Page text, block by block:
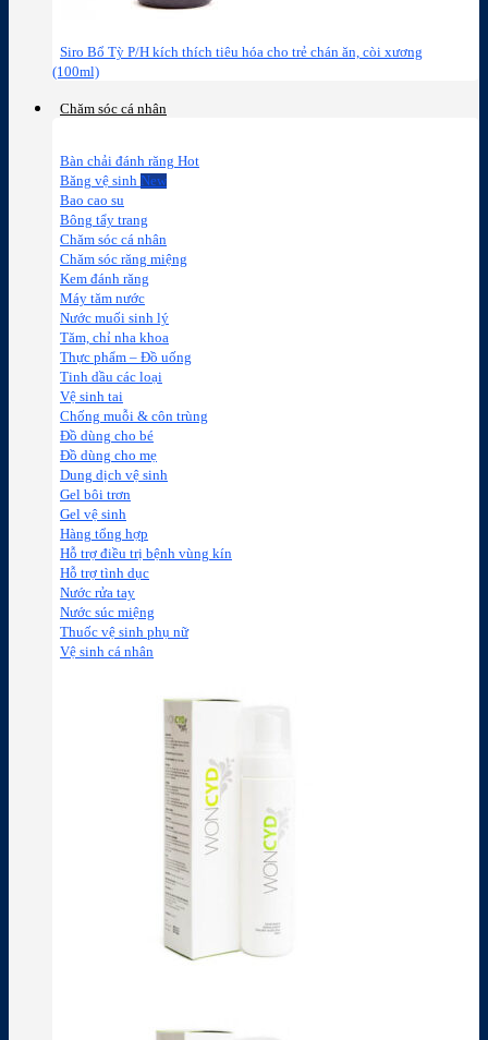
Siro Bổ Tỳ P/H kích thích tiêu hóa cho trẻ chán ăn, còi xương
(100ml)
Chăm sóc cá nhân
Bàn chải đánh răng
Băng vệ sinh
Bao cao su
Bông tẩy trang
Chăm sóc cá nhân
Chăm sóc răng miệng
Kem đánh răng
Máy tăm nước
Nước muối sinh lý
Tăm, chỉ nha khoa
Thực phẩm – Đồ uống
Tinh dầu các loại
Vệ sinh tai
Chống muỗi & côn trùng
Đồ dùng cho bé
Đồ dùng cho mẹ
Dung dịch vệ sinh
Gel bôi trơn
Gel vệ sinh
Hàng tổng hợp
Hỗ trợ điều trị bệnh vùng kín
Hỗ trợ tình dục
Nước rửa tay
Nước súc miệng
Thuốc vệ sinh phụ nữ
Vệ sinh cá nhân